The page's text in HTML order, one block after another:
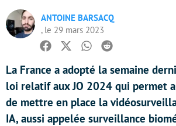
ANTOINE BARSACQ
, le 29 mars 2023
Facebook
TwitterWhatsapp
Reddit
La France a adopté la semaine
loi relatif aux JO 2024 qui permet
de mettre en place la
IA, aussi appelée surveillance